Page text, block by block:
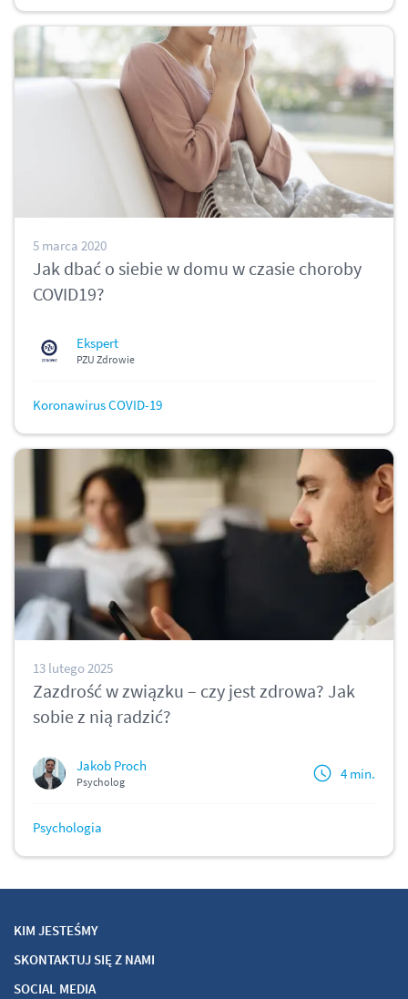
5 marca 2020
Jak dbać o siebie w domu w czasie choroby
COVID19?
Ekspert
PZU Zdrowie
Koronawirus COVID-19
13 lutego 2025
Zazdrość w związku – czy jest zdrowa? Jak
sobie z nią radzić?
Jakob Proch
Psycholog 4 min.
Psychologia
KIM JESTEŚMY
SKONTAKTUJ SIĘ Z NAMI
SOCIAL MEDIA